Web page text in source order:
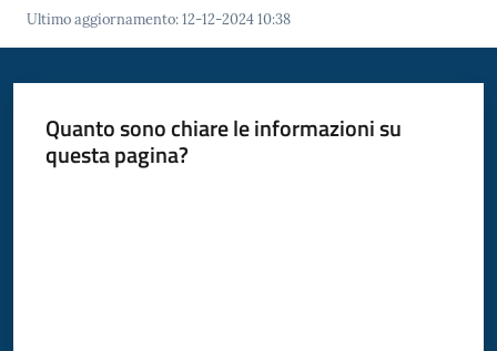
Servizi
Donato
Milanese
Ultimo aggiornamento:12-12-2024 10:38
Quanto sono chiare le informazioni su
questa pagina?